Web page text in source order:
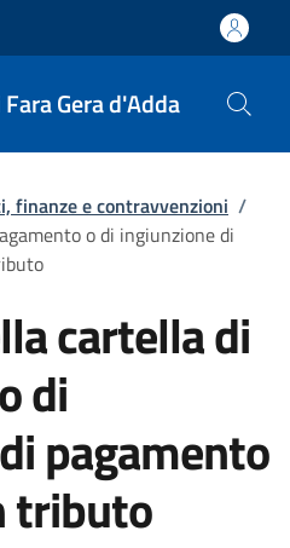
Gera d'Adda
finanze e contravvenzioni /
o di ingiunzione di
cartella di
di
pagamento
tributo